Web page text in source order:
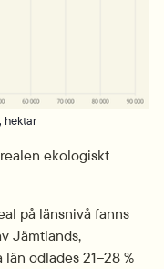
hektar
ekologiskt
på länsnivå fanns
Jämtlands,
odlades 21–28 %